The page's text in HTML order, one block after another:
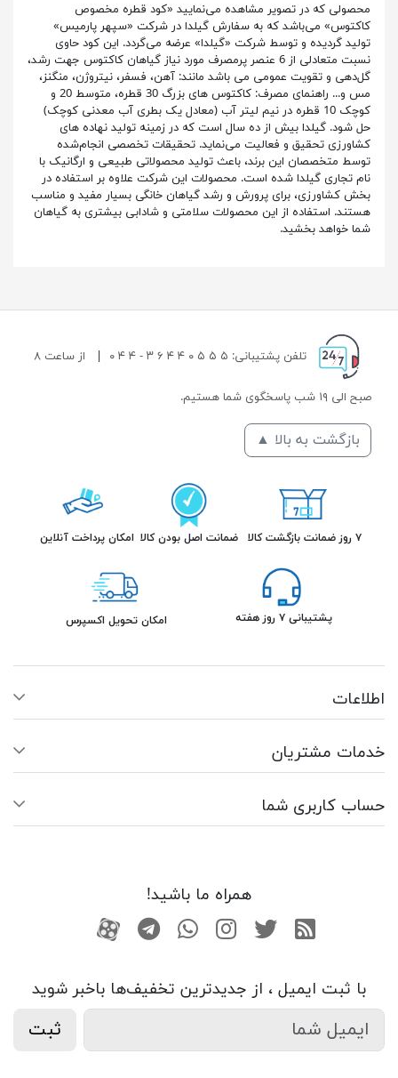
محصولی که در تصویر مشاهده می‌نمایید «کود قطره مخصوص
کاکتوس» می‌باشد که به سفارش گیلدا در شرکت «سپهر پارمیس»
تولید گردیده و توسط شرکت «گیلدا» عرضه می‌گردد. این کود حاوی
نسبت متعادلی از 6 عنصر پرمصرف مورد نیاز گیاهان کاکتوس جهت رشد،
گل‌دهی و تقویت عمومی می باشد مانند: آهن، فسفر، نیتروژن، منگنز،
مس و... راهنمای مصرف: کاکتوس های بزرگ 30 قطره، متوسط 20 و
کوچک 10 قطره در نیم لیتر آب (معادل یک بطری آب معدنی کوچک)
حل شود. گیلدا بیش از ده سال است که در زمینه‌ تولید نهاده های
کشاورزی تحقیق و فعالیت می‌نماید. تحقیقات تخصصی انجام‌شده
توسط متخصصان این برند، باعث تولید محصولاتی طبیعی و ارگانیک با
نام تجاری گیلدا شده است. محصولات این شرکت علاوه بر استفاده در
بخش کشاورزی، برای پرورش و رشد گیاهان خانگی بسیار مفید و مناسب
هستند. استفاده از این محصولات سلامتی و شادابی بیشتری به گیاهان
شما خواهد بخشید.
تلفن پشتیبانی: ۵ ۵ ۵ ۰ ۴ ۴ ۶ ۳ - ۴ ۴ ۰ از ساعت ۸
صبح الی ۱۹ شب پاسخگوی شما هستیم.
بازگشت به بالا ▲
۷ روز ضمانت بازگشت کالا ضمانت اصل بودن کالا امکان پرداخت آنلاین
پشتیبانی ۷ روز هفته امکان تحویل اکسپرس
اطلاعات
خدمات مشتریان
حساب کاربری شما
همراه ما باشید!
RSS توییتراینستاگرام
واتساپتلگرامآپارات
با ثبت ایمیل ، از جدید‌ترین تخفیف‌ها با‌خبر شوید
ثبت